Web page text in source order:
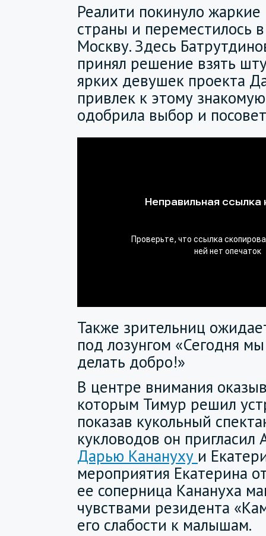
Реалити покинуло жаркие
страны и переместилось в
Москву. Здесь
принял решение взять
ярких девушек проекта
привлек к этому
одобрила выбор и
Также зрительниц
под лозунгом «Сегодня
делать добро!»
В центре внимания
которым Тимур решил
показав кукольный
кукловодов он пригласил
Дарью Канануху и
мероприятия Екатерина
ее соперница Канануха
чувствами резидента
его слабости к малышам.